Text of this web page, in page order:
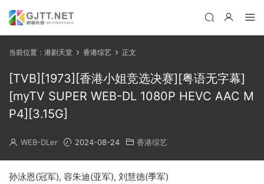
当前位置： 港剧天堂 香港综艺 正文
[TVB][1973][香港小姐竞选决赛][粤语无字幕]
[myTV SUPER WEB-DL 1080P HEVC AAC M
P4][3.15G]
WEB-DLer 2024-08-24 香港综艺
孙泳恩(冠军), 容朱迪(亚军), 刘慧德(季军)